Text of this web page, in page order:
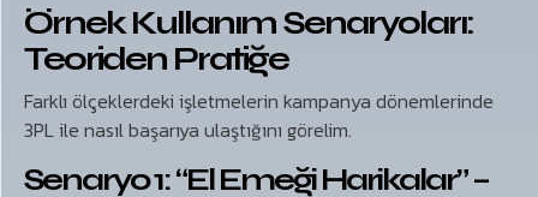
Örnek Kullanım Senaryoları:
Teoriden Pratiğe
Farklı ölçeklerdeki işletmelerin kampanya dönemlerinde
3PL ile nasıl başarıya ulaştığını görelim.
Senaryo 1: “El Emeği Harikalar” –